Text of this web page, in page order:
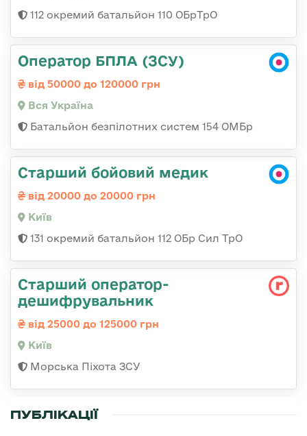
112 окремий батальйон 110 ОБрТрО
Оператор БПЛА (ЗСУ)
від 50000 до 120000 грн
Вся Україна
Батальйон безпілотних систем 154 ОМБр
Старший бойовий медик
від 20000 до 20000 грн
Київ
131 окремий батальйон 112 ОБр Сил ТрО
Старший оператор-
дешифрувальник
від 25000 до 125000 грн
Київ
Морська Піхота ЗСУ
ПУБЛІКАЦІЇ